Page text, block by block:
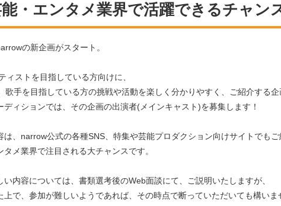
・エンタメ業界で活躍できるチャン
の新企画がスタート。
ィストを目指している方向けに、
歌手を目指している方の挑戦や活動を楽しく分かりやすく、ご紹介する企
ディションでは、その企画の出演者(メインキャスト)を募集します！
は、narrow公式の各種SNS、特集や芸能プロダクション向けサイトでもご
タメ業界で注目される大チャンスです。
い内容については、書類選考後のWeb面談にて、ご説明いたしますが、
上で、参加が難しいようであれば、その時点で断っていただいても構いま